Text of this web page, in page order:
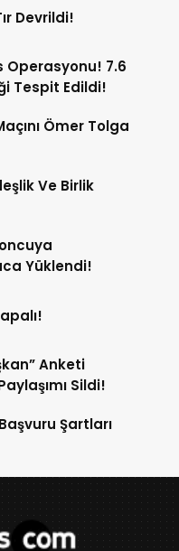
Devrildi!
Operasyonu! 7.6
Tespit Edildi!
Ömer Tolga
Ve Birlik
Yüklendi!
Anketi
Sildi!
Şartları